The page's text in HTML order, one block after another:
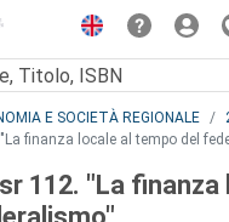
E SOCIETÀ REGIONALE
finanza locale al tempo del
112. "La finanza